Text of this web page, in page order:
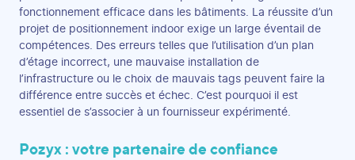
fonctionnement efficace dans les bâtiments. La réussite d’un
projet de positionnement indoor exige un large éventail de
compétences. Des erreurs telles que l’utilisation d’un plan
d’étage incorrect, une mauvaise installation de
l’infrastructure ou le choix de mauvais tags peuvent faire la
différence entre succès et échec. C’est pourquoi il est
essentiel de s’associer à un fournisseur expérimenté.
Pozyx : votre partenaire de confiance